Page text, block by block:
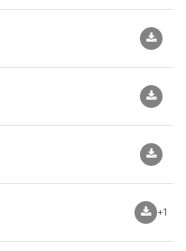
+1